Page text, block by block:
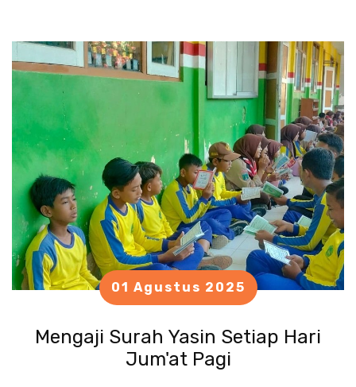
01 Agustus 2025
Mengaji Surah Yasin Setiap Hari
Jum'at Pagi